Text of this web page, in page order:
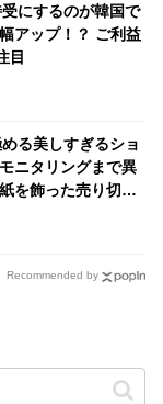
にするのが韓国で
アップ！？ ご利益
目
る美しすぎるショ
ニタリングまで異
を飾った売り切れ
Recommended by